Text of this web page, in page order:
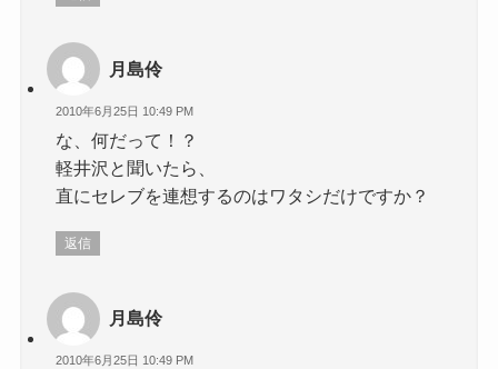
月島伶
2010年6月25日 10:49 PM
な、何だって！？
軽井沢と聞いたら、
直にセレブを連想するのはワタシだけですか？
返信
月島伶
2010年6月25日 10:49 PM